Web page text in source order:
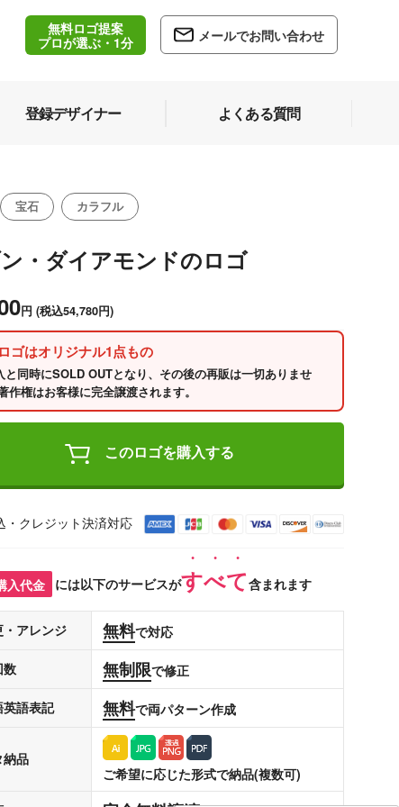
無料ロゴ提案
プロが選ぶ・1分
メールでお問い合わせ
登録デザイナー よくある質問
宝石 カラフル
・ダイアモンドのロゴ
円 (税込54,780円)
ゴはオリジナル1点もの
と同時にSOLD OUTとなり、その後の再販は一切ありませ
作権はお客様に完全譲渡されます。
このロゴを購入する
・クレジット決済対応
入代金 には以下のサービスがすべて含まれます
アレンジ 無料で対応
数 無制限で修正
英語表記 無料で両パターン作成
納品
ご希望に応じた形式で納品(複数可)